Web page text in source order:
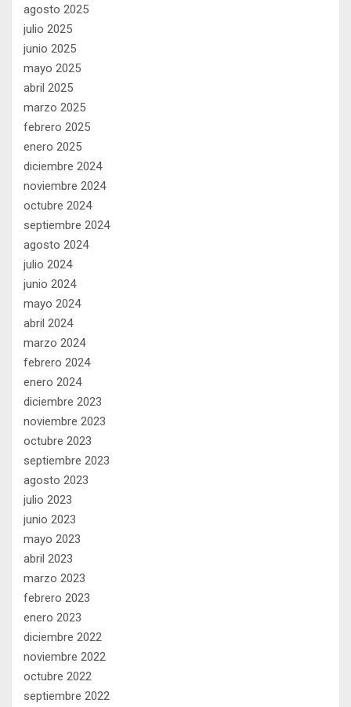
agosto 2025
julio 2025
junio 2025
mayo 2025
abril 2025
marzo 2025
febrero 2025
enero 2025
diciembre 2024
noviembre 2024
octubre 2024
septiembre 2024
agosto 2024
julio 2024
junio 2024
mayo 2024
abril 2024
marzo 2024
febrero 2024
enero 2024
diciembre 2023
noviembre 2023
octubre 2023
septiembre 2023
agosto 2023
julio 2023
junio 2023
mayo 2023
abril 2023
marzo 2023
febrero 2023
enero 2023
diciembre 2022
noviembre 2022
octubre 2022
septiembre 2022